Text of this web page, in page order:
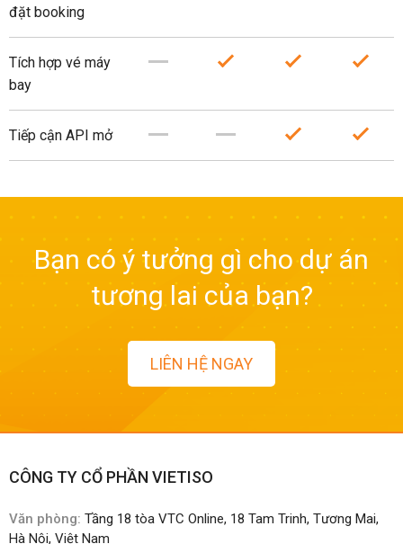
đặt booking
Tích hợp vé máy
bay
Tiếp cận API mở
Bạn có ý tưởng gì cho dự án
tương lai của bạn?
LIÊN HỆ NGAY
CÔNG TY CỔ PHẦN VIETISO
Văn phòng: Tầng 18 tòa VTC Online, 18 Tam Trinh, Tương Mai,
Hà Nội, Việt Nam